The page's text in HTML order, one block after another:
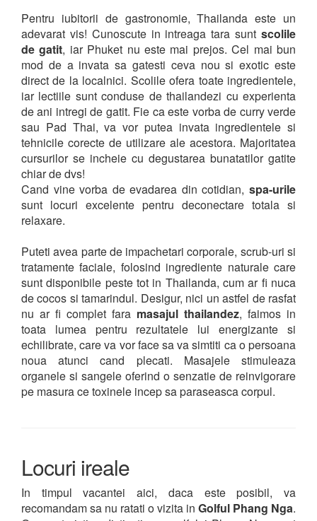
Pentru iubitorii de gastronomie, Thailanda este un
adevarat vis! Cunoscute in intreaga tara sunt scolile
de gatit, iar Phuket nu este mai prejos. Cel mai bun
mod de a invata sa gatesti ceva nou si exotic este
direct de la localnici. Scolile ofera toate ingredientele,
iar lectiile sunt conduse de thailandezi cu experienta
de ani intregi de gatit. Fie ca este vorba de curry verde
sau Pad Thai, va vor putea invata ingredientele si
tehnicile corecte de utilizare ale acestora. Majoritatea
cursurilor se incheie cu degustarea bunatatilor gatite
chiar de dvs!
Cand vine vorba de evadarea din cotidian, spa-urile
sunt locuri excelente pentru deconectare totala si
relaxare.
Puteti avea parte de impachetari corporale, scrub-uri si
tratamente faciale, folosind ingrediente naturale care
sunt disponibile peste tot in Thailanda, cum ar fi nuca
de cocos si tamarindul. Desigur, nici un astfel de rasfat
nu ar fi complet fara masajul thailandez, faimos in
toata lumea pentru rezultatele lui energizante si
echilibrate, care va vor face sa va simtiti ca o persoana
noua atunci cand plecati. Masajele stimuleaza
organele si sangele oferind o senzatie de reinvigorare
pe masura ce toxinele incep sa paraseasca corpul.
Locuri ireale
In timpul vacantei aici, daca este posibil, va
recomandam sa nu ratati o vizita in Golful Phang Nga.